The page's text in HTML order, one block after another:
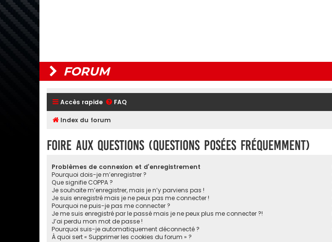
FORUM
Accès rapide FAQ
Index du forum
Foire aux questions (Questions posées fréquemment)
Problèmes de connexion et d’enregistrement
Pourquoi dois-je m’enregistrer ?
Que signifie COPPA ?
Je souhaite m’enregistrer, mais je n’y parviens pas !
Je suis enregistré mais je ne peux pas me connecter !
Pourquoi ne puis-je pas me connecter ?
Je me suis enregistré par le passé mais je ne peux plus me connecter ?!
J’ai perdu mon mot de passe !
Pourquoi suis-je automatiquement déconnecté ?
À quoi sert « Supprimer les cookies du forum » ?